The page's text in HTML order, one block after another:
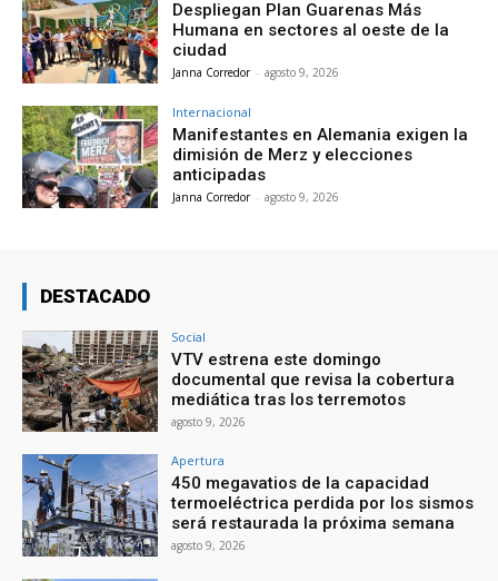
Despliegan Plan Guarenas Más
Humana en sectores al oeste de la
ciudad
Janna Corredor - agosto 9, 2026
Internacional
Manifestantes en Alemania exigen la
dimisión de Merz y elecciones
anticipadas
Janna Corredor - agosto 9, 2026
DESTACADO
Social
VTV estrena este domingo
documental que revisa la cobertura
mediática tras los terremotos
agosto 9, 2026
Apertura
450 megavatios de la capacidad
termoeléctrica perdida por los sismos
será restaurada la próxima semana
agosto 9, 2026